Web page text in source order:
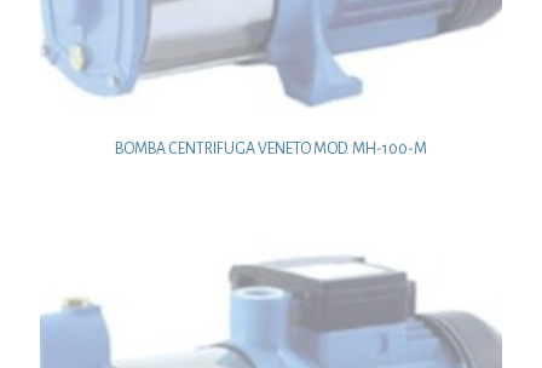
BOMBA CENTRIFUGA VENETO MOD. MH-100-M